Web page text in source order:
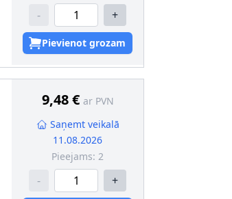
- +
Pievienot grozam
9,48 € ar PVN
Saņemt veikalā
11.08.2026
Pieejams: 2
- +